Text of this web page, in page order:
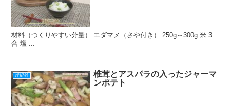
材料（つくりやすい分量） エダマメ（さや付き） 250g～300g 米 3
合 塩 ...
岸紀雄
椎茸とアスパラの入ったジャーマ
ンポテト